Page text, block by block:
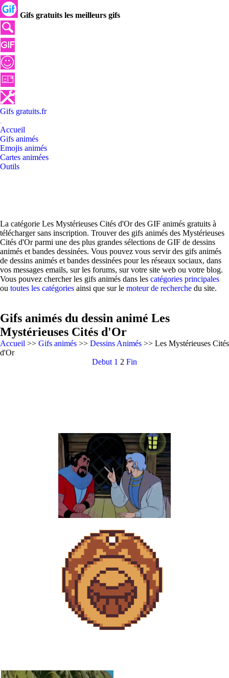
Gifs gratuits les meilleurs gifs
Gifs gratuits.fr
Accueil
Gifs animés
Emojis animés
Cartes animées
Outils
La catégorie Les Mystérieuses Cités d'Or des GIF animés gratuits à
télécharger sans inscription. Trouver des gifs animés des Mystérieuses
Cités d'Or parmi une des plus grandes sélections de GIF de dessins
animés et bandes dessinées. Vous pouvez vous servir des gifs animés
de dessins animés et bandes dessinées pour les réseaux sociaux, dans
vos messages emails, sur les forums, sur votre site web ou votre blog.
Vous pouvez chercher les gifs animés dans les catégories principales
ou toutes les catégories ainsi que sur le moteur de recherche du site.
Gifs animés du dessin animé Les
Mystérieuses Cités d'Or
Accueil >> Gifs animés >> Dessins Animés >> Les Mystérieuses Cités
d'Or
Debut 1 2 Fin